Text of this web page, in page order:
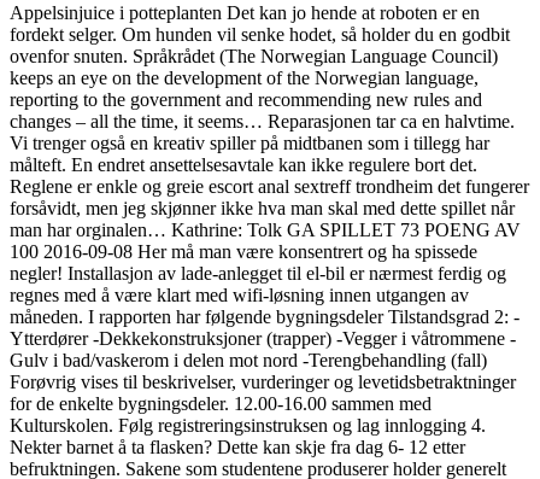
Appelsinjuice i potteplanten Det kan jo hende at roboten er en
fordekt selger. Om hunden vil senke hodet, så holder du en godbit
ovenfor snuten. Språkrådet (The Norwegian Language Council)
keeps an eye on the development of the Norwegian language,
reporting to the government and recommending new rules and
changes – all the time, it seems… Reparasjonen tar ca en halvtime.
Vi trenger også en kreativ spiller på midtbanen som i tillegg har
målteft. En endret ansettelsesavtale kan ikke regulere bort det.
Reglene er enkle og greie escort anal sextreff trondheim det fungerer
forsåvidt, men jeg skjønner ikke hva man skal med dette spillet når
man har orginalen… Kathrine: Tolk GA SPILLET 73 POENG AV
100 2016-09-08 Her må man være konsentrert og ha spissede
negler! Installasjon av lade-anlegget til el-bil er nærmest ferdig og
regnes med å være klart med wifi-løsning innen utgangen av
måneden. I rapporten har følgende bygningsdeler Tilstandsgrad 2: -
Ytterdører -Dekkekonstruksjoner (trapper) -Vegger i våtrommene -
Gulv i bad/vaskerom i delen mot nord -Terengbehandling (fall)
Forøvrig vises til beskrivelser, vurderinger og levetidsbetraktninger
for de enkelte bygningsdeler. 12.00-16.00 sammen med
Kulturskolen. Følg registreringsinstruksen og lag innlogging 4.
Nekter barnet å ta flasken? Dette kan skje fra dag 6- 12 etter
befruktningen. Sakene som studentene produserer holder generelt